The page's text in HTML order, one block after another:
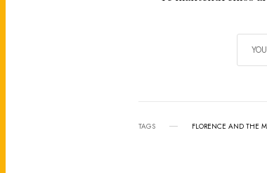
TAGS FLORENCE AND THE